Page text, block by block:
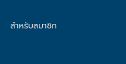
สำหรับสมาชิก